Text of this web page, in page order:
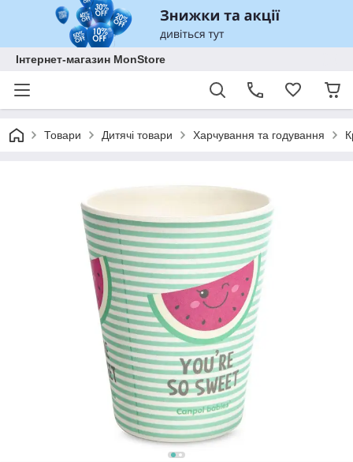
Інтернет-магазин MonStore
Товари Дитячі товари Харчування та годування